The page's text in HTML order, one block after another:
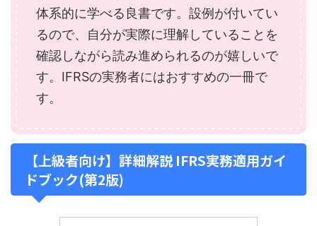
体系的に学べる良書です。設例が付いてい
るので、自分が実際に理解していることを
確認しながら読み進められるのが嬉しいで
す。IFRSの実務者にはおすすめの一冊で
す。
【上級者向け】詳細解説 IFRS実務適用ガイ
ドブック(第2版)